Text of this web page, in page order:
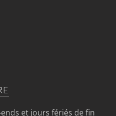
et jours fériés de fin